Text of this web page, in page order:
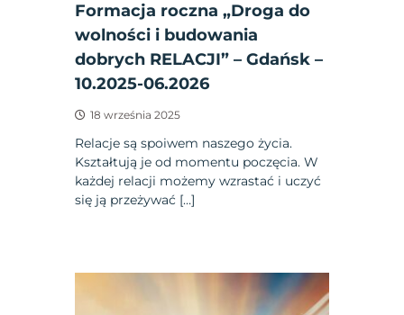
Formacja roczna „Droga do
wolności i budowania
dobrych RELACJI” – Gdańsk –
10.2025-06.2026
18 września 2025
Relacje są spoiwem naszego życia.
Kształtują je od momentu poczęcia. W
każdej relacji możemy wzrastać i uczyć
się ją przeżywać […]